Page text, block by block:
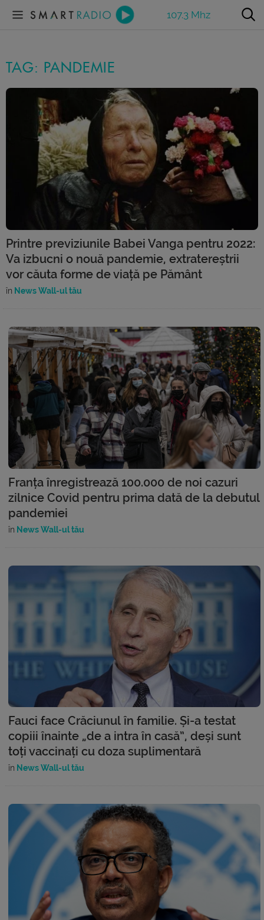
107.3 Mhz
TAG: PANDEMIE
Printre previziunile Babei Vanga pentru 2022:
Va izbucni o nouă pandemie, extratereștrii
vor căuta forme de viață pe Pământ
în News Wall-ul tău
Franța înregistrează 100.000 de noi cazuri
zilnice Covid pentru prima dată de la debutul
pandemiei
în News Wall-ul tău
Fauci face Crăciunul în familie. Și-a testat
copiii înainte „de a intra în casă”, deși sunt
toți vaccinați cu doza suplimentară
în News Wall-ul tău